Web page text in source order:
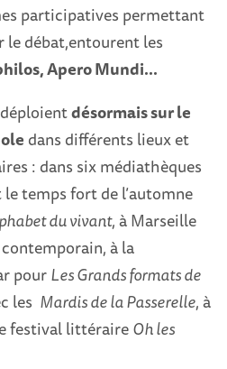
participatives permettant
le débat,entourent les
Apero Mundi...
désormais sur le
dans différents lieux et
: dans six médiathèques
temps fort de l’automne
du vivant, à Marseille
à la
pourLes Grands formats de
les Mardis de la Passerelle, à
festival littéraireOh les